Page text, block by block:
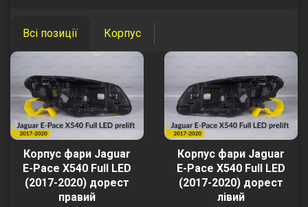
Всі позиції Корпус
Корпус фари Jaguar
E-Pace X540 Full LED
(2017-2020) дорест
правий
Корпус фари Jaguar
E-Pace X540 Full LED
(2017-2020) дорест
лівий